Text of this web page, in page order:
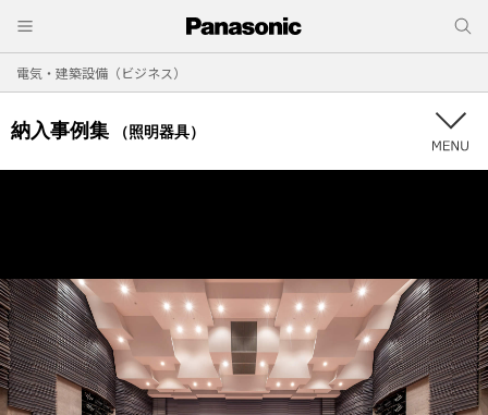
電気・建築設備（ビジネス）
納入事例集 （照明器具）